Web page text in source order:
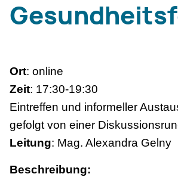
Ort: online
Zeit: 17:30-19:30
Eintreffen und informeller
gefolgt von einer
Leitung: Mag. Alexandra Gelny
Beschreibung: